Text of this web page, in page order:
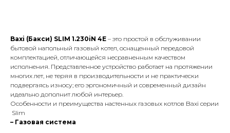
Baxi (Бакси) SLIM 1.230iN 4E – это простой в обслуживании
бытовой напольный газовый котел, оснащенный передовой
комплектацией, отличающейся несравненным качеством
исполнения. Представленное устройство работает на протяжении
многих лет, не теряя в производительности и не практически
подвергаясь износу; его эргономичный и современный дизайн
идеально дополнит любой интерьер.
Особенности и преимущества настенных газовых котлов Baxi серии
Slim
– Газовая система